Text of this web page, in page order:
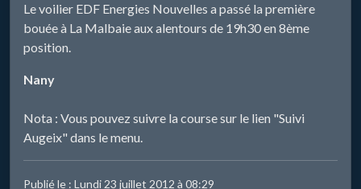
Le voilier EDF Energies Nouvelles a passé la première
bouée à La Malbaie aux alentours de 19h30 en 8ème
position.
Nany
Nota : Vous pouvez suivre la course sur le lien "Suivi
Augeix" dans le menu.
Publié le : Lundi 23 juillet 2012 à 08:29